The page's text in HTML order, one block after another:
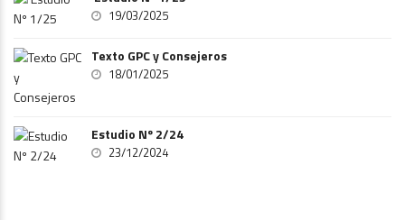
19/03/2025
Texto GPC y Consejeros
18/01/2025
Estudio Nº 2/24
23/12/2024